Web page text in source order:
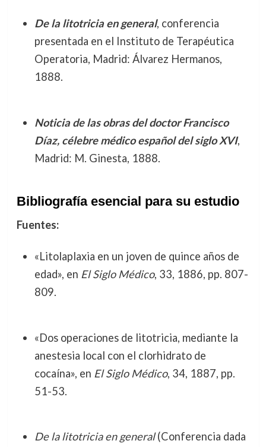
De la litotricia en general, conferencia
presentada en el Instituto de Terapéutica
Operatoria, Madrid: Álvarez Hermanos,
1888.
Noticia de las obras del doctor Francisco
Díaz, célebre médico español del siglo XVI,
Madrid: M. Ginesta, 1888.
Bibliografía esencial para su estudio
Fuentes:
«Litolaplaxia en un joven de quince años de
edad», en El Siglo Médico, 33, 1886, pp. 807-
809.
«Dos operaciones de litotricia, mediante la
anestesia local con el clorhidrato de
cocaína», en El Siglo Médico, 34, 1887, pp.
51-53.
De la litotricia en general(Conferencia dada